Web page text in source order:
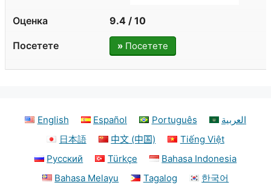
9.4 / 10
»Посетете
English Español Português
العربية
日本語
中文 (中国)
Tiếng Việt
Русский
Türkçe
Bahasa Indonesia
Bahasa Melayu
Tagalog
한국어